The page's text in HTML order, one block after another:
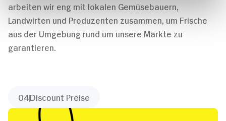
arbeiten wir eng mit lokalen Gemüsebauern,
Landwirten und Produzenten zusammen, um Frische
aus der Umgebung rund um unsere Märkte zu
garantieren.
04Discount Preise